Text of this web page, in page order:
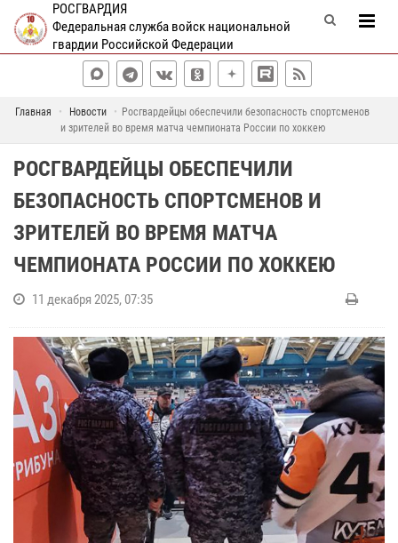
РОСГВАРДИЯ
Федеральная служба войск национальной
гвардии Российской Федерации
Главная Новости
Росгвардейцы обеспечили безопасность спортсменов
и зрителей во время матча чемпионата России по хоккею
РОСГВАРДЕЙЦЫ ОБЕСПЕЧИЛИ
БЕЗОПАСНОСТЬ СПОРТСМЕНОВ И
ЗРИТЕЛЕЙ ВО ВРЕМЯ МАТЧА
ЧЕМПИОНАТА РОССИИ ПО ХОККЕЮ
11 декабря 2025, 07:35